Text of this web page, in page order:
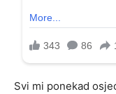
Svi mi ponekad